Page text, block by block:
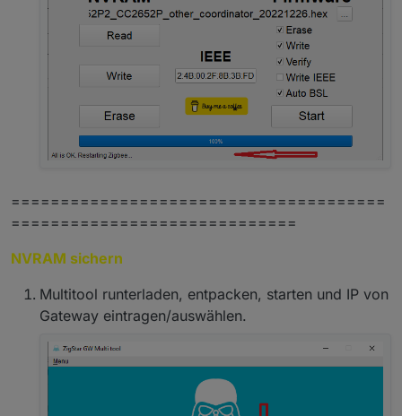
======================================
=============================
NVRAM sichern
Multitool runterladen, entpacken, starten und IP von
Gateway eintragen/auswählen.